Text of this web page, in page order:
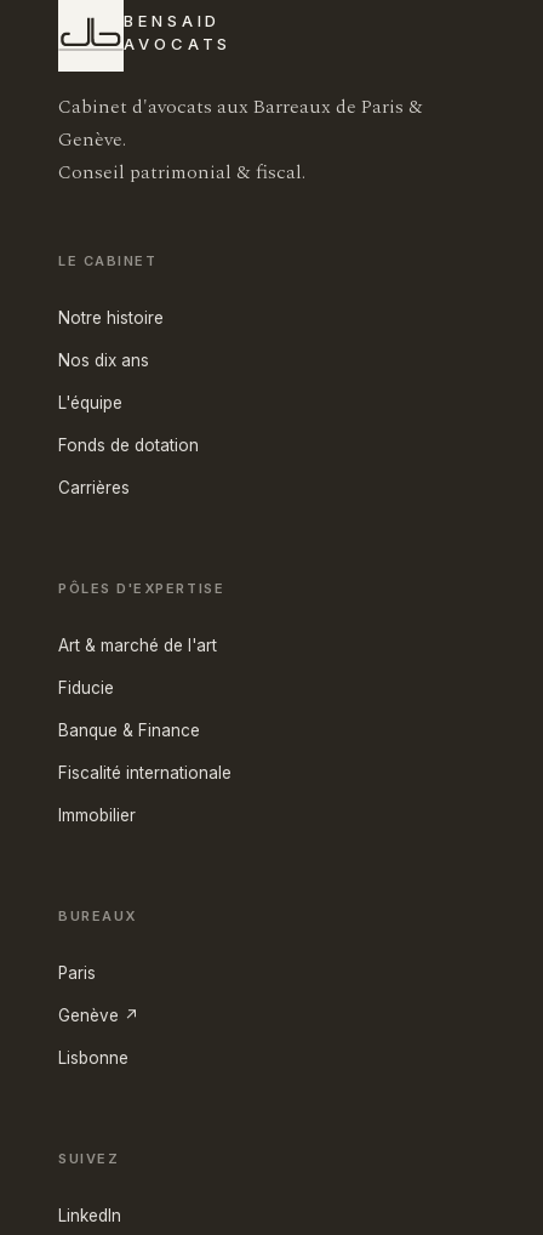
BENSAID
AVOCATS
Cabinet d'avocats aux Barreaux de Paris &
Genève.
Conseil patrimonial & fiscal.
LE CABINET
Notre histoire
Nos dix ans
L'équipe
Fonds de dotation
Carrières
PÔLES D'EXPERTISE
Art & marché de l'art
Fiducie
Banque & Finance
Fiscalité internationale
Immobilier
BUREAUX
Paris
Genève ↗
Lisbonne
SUIVEZ
LinkedIn